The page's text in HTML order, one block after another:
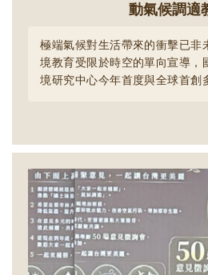
動氣候調適
極端氣候對生活帶來的衝擊已非
境教育受限於時空的單向宣導，
境研究中心今年首度與全球首創
業知識轉化為適用國小至高中的
縣市、超過 7,000 名學生，成果
功為臺灣產學合作與永續教育樹